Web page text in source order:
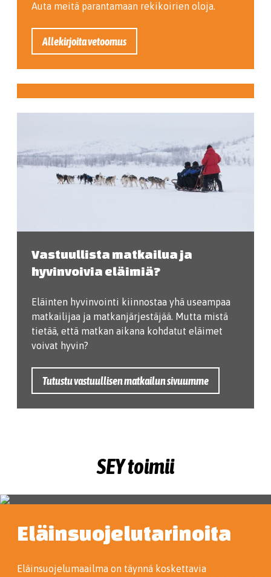
Auta meitä parantamaan rekikoirien oloja.
Allekirjoita vetoomus
Vastuullista matkailua ja
hyvinvoivia eläimiä?
Eläinten hyvinvointi kiinnostaa yhä useampaa
matkailijaa ja matkanjärjestäjää. Mutta mistä
tietää, että matkan aikana kohdatut eläimet
voivat hyvin?
Tutustu vastuullisen matkailun sivuumme
SEY toimii
Eläinsuojelutarinoita
Eläinsuojelumaailma on täynnä koskettavia